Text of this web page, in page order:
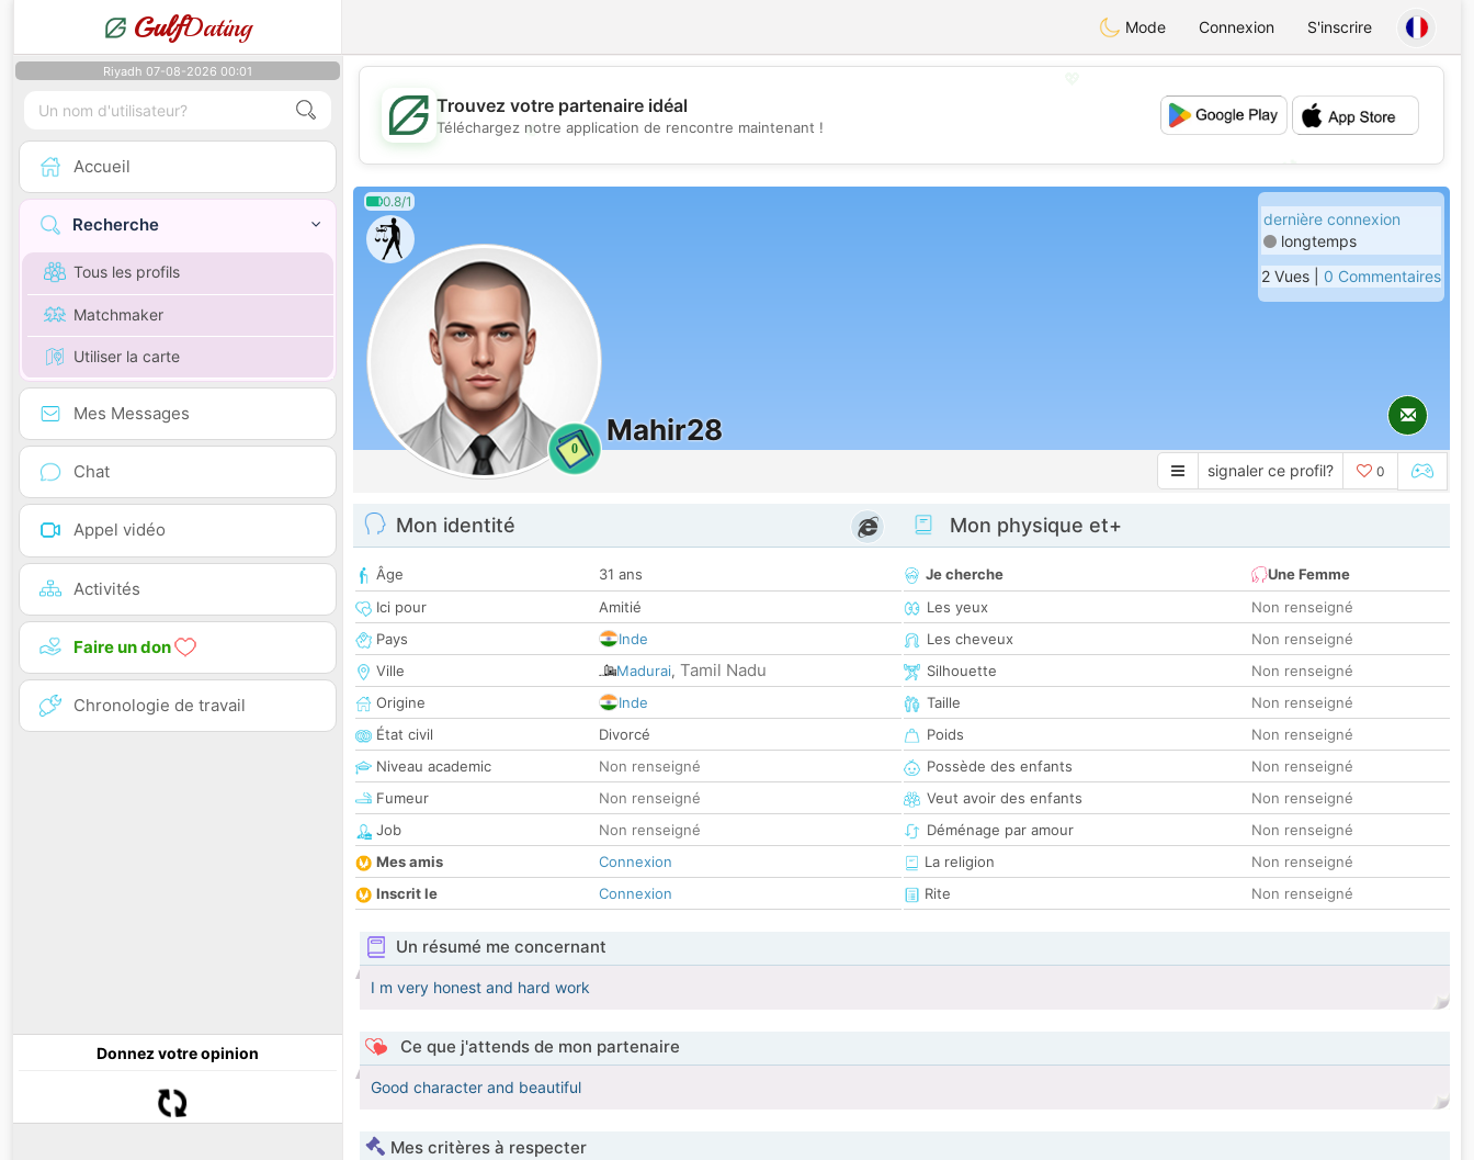
GulfDating Mode Connexion S'inscrire
Riyadh 07-08-2026 00:01
Accueil
Recherche
Tous les profils
Matchmaker
Utiliser la carte
Mes Messages
Chat
Appel vidéo
Activités
Faire un don
Chronologie de travail
Donnez votre opinion
💖
💕
Trouvez votre partenaire idéal
Téléchargez notre application de rencontre maintenant !
0.8/1
0
Mahir28
dernière connexion
longtemps
2 Vues | 0 Commentaires
signaler ce profil? 0
Mon identité
Âge
31 ans
Ici pour
Amitié
Pays
Inde
Ville
Madurai, Tamil Nadu
Origine
Inde
État civil
Divorcé
Niveau academic
Non renseigné
Fumeur
Non renseigné
Job
Non renseigné
Mes amis
Connexion
Inscrit le
Connexion
Mon physique et+
Je cherche
Une Femme
Les yeux
Non renseigné
Les cheveux
Non renseigné
Silhouette
Non renseigné
Taille
Non renseigné
Poids
Non renseigné
Possède des enfants
Non renseigné
Veut avoir des enfants
Non renseigné
Déménage par amour
Non renseigné
La religion
Non renseigné
Rite
Non renseigné
Un résumé me concernant
I m very honest and hard work
Ce que j'attends de mon partenaire
Good character and beautiful
Mes critères à respecter